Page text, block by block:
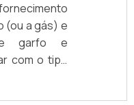
(ou a gás) e
garfo e
com o tipo